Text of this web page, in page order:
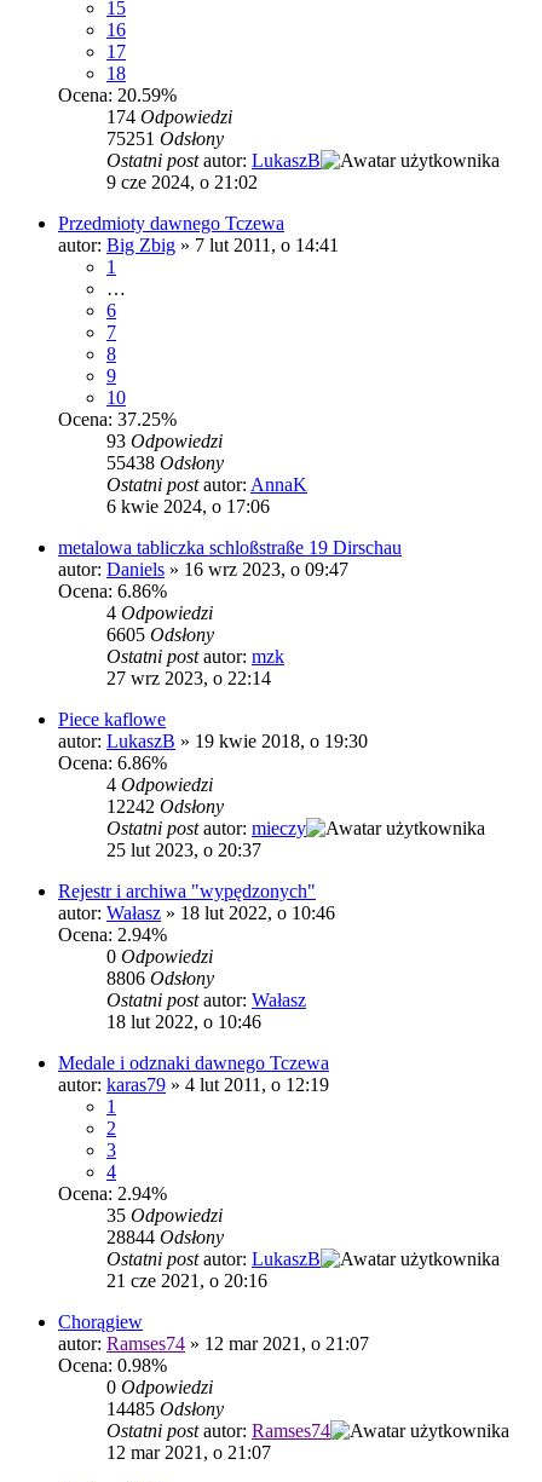
15
16
17
18
Ocena: 20.59%
174 Odpowiedzi
75251 Odsłony
Ostatni postautor: LukaszB
9 cze 2024, o 21:02
Przedmioty dawnego Tczewa
autor: Big Zbig » 7 lut 2011, o 14:41
1
…
6
7
8
9
10
Ocena: 37.25%
93 Odpowiedzi
55438 Odsłony
Ostatni postautor: AnnaK
6 kwie 2024, o 17:06
metalowa tabliczka schloßstraße 19 Dirschau
autor: Daniels » 16 wrz 2023, o 09:47
Ocena: 6.86%
4 Odpowiedzi
6605 Odsłony
Ostatni postautor: mzk
27 wrz 2023, o 22:14
Piece kaflowe
autor: LukaszB » 19 kwie 2018, o 19:30
Ocena: 6.86%
4 Odpowiedzi
12242 Odsłony
Ostatni postautor: mieczy
25 lut 2023, o 20:37
Rejestr i archiwa "wypędzonych"
autor: Wałasz » 18 lut 2022, o 10:46
Ocena: 2.94%
0 Odpowiedzi
8806 Odsłony
Ostatni postautor: Wałasz
18 lut 2022, o 10:46
Medale i odznaki dawnego Tczewa
autor: karas79 » 4 lut 2011, o 12:19
1
2
3
4
Ocena: 2.94%
35 Odpowiedzi
28844 Odsłony
Ostatni postautor: LukaszB
21 cze 2021, o 20:16
Chorągiew
autor: Ramses74 » 12 mar 2021, o 21:07
Ocena: 0.98%
0 Odpowiedzi
14485 Odsłony
Ostatni postautor: Ramses74
12 mar 2021, o 21:07